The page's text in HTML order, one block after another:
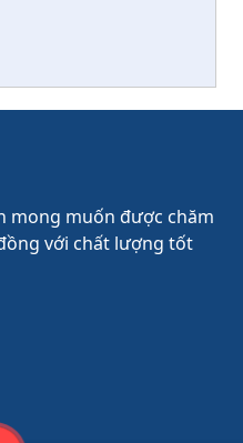
mong muốn được chăm
với chất lượng tốt